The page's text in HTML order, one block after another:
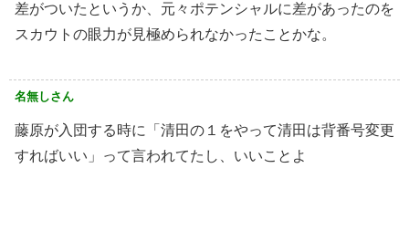
差がついたというか、元々ポテンシャルに差があったのを
スカウトの眼力が見極められなかったことかな。
名無しさん
藤原が入団する時に「清田の１をやって清田は背番号変更
すればいい」って言われてたし、いいことよ